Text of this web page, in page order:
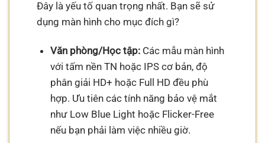
Đây là yếu tố quan trọng nhất. Bạn sẽ sử
dụng màn hình cho mục đích gì?
Văn phòng/Học tập:Các mẫu màn hình
với tấm nền TN hoặc IPS cơ bản, độ
phân giải HD+ hoặc Full HD đều phù
hợp. Ưu tiên các tính năng bảo vệ mắt
như Low Blue Light hoặc Flicker-Free
nếu bạn phải làm việc nhiều giờ.